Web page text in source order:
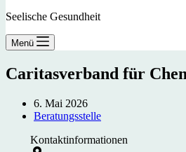
Seelische Gesundheit
Menü
Caritasverband für
6. Mai 2026
Beratungsstelle
Kontaktinformationen